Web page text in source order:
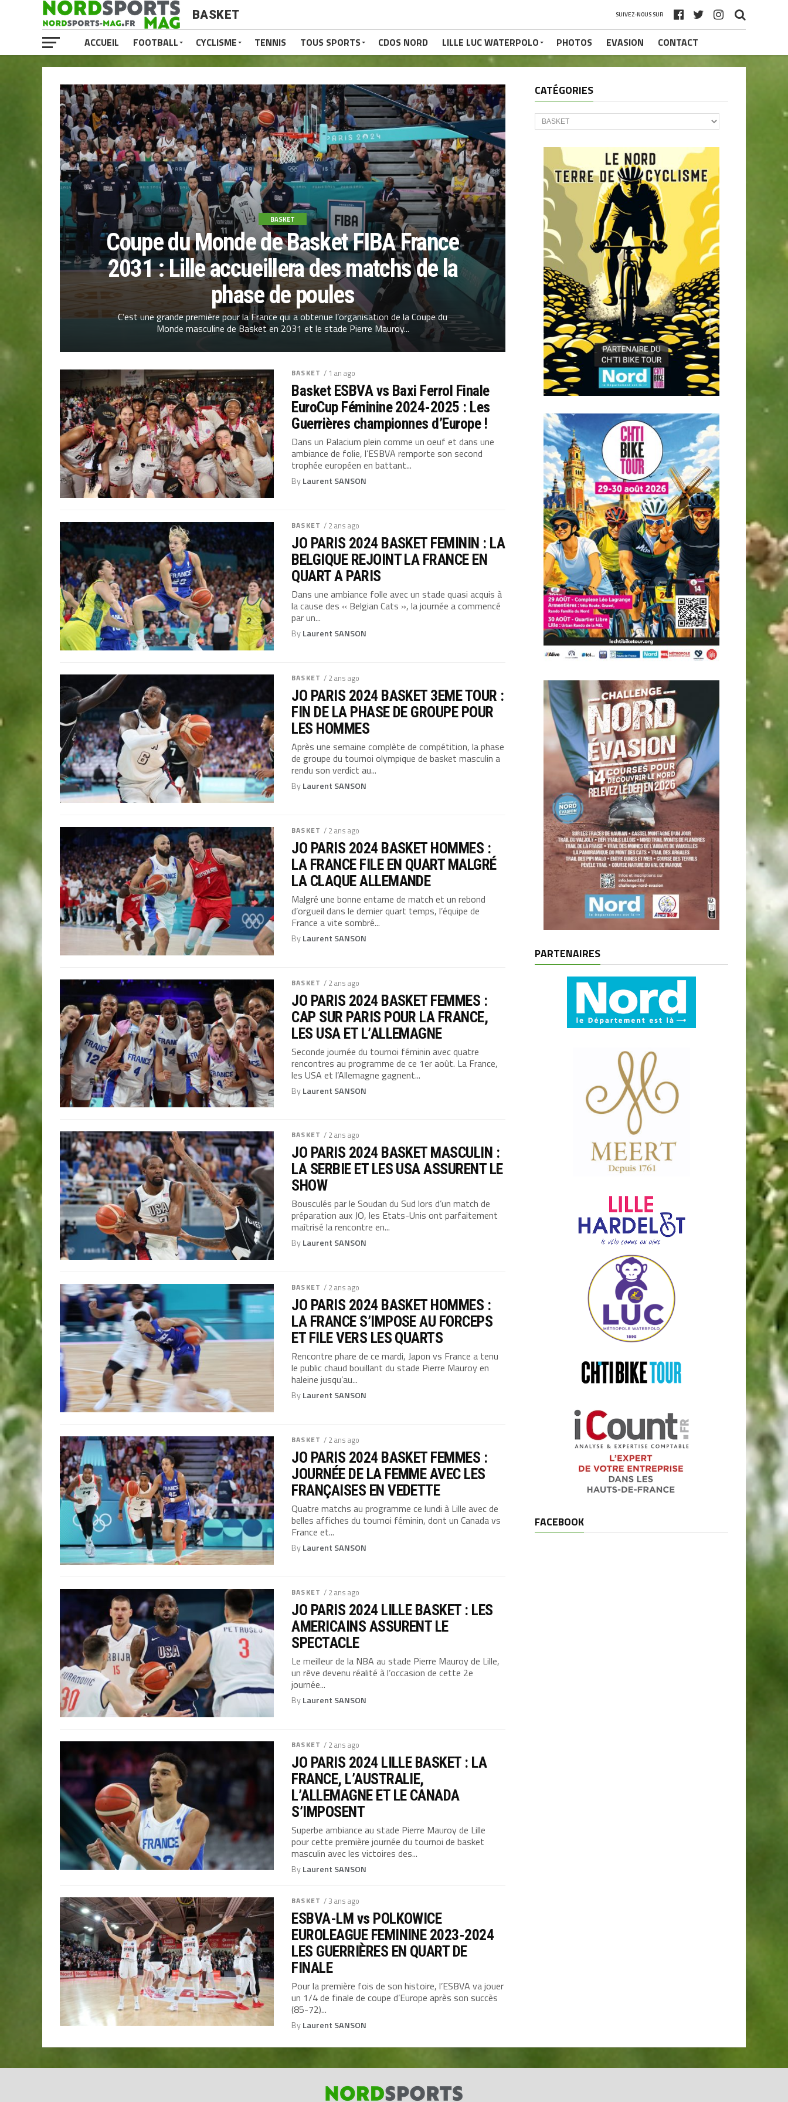
BASKET SUIVEZ-NOUS SUR
ACCUEIL FOOTBALL CYCLISME TENNIS TOUS SPORTS CDOS NORD LILLE LUC WATERPOLO PHOTOS EVASION CONTACT
BASKET
Coupe du Monde de Basket FIBA France
2031 : Lille accueillera des matchs de la
phase de poules
C’est une grande première pour la France qui a obtenue l’organisation de la Coupe du
Monde masculine de Basket en 2031 et le stade Pierre Mauroy...
BASKET / 1 an ago
Basket ESBVA vs Baxi Ferrol Finale
EuroCup Féminine 2024-2025 : Les
Guerrières championnes d’Europe !
Dans un Palacium plein comme un oeuf et dans une
ambiance de folie, l’ESBVA remporte son second
trophée européen en battant...
ByLaurent SANSON
BASKET / 2 ans ago
JO PARIS 2024 BASKET FEMININ : LA
BELGIQUE REJOINT LA FRANCE EN
QUART A PARIS
Dans une ambiance folle avec un stade quasi acquis à
la cause des « Belgian Cats », la journée a commencé
par un...
ByLaurent SANSON
BASKET / 2 ans ago
JO PARIS 2024 BASKET 3EME TOUR :
FIN DE LA PHASE DE GROUPE POUR
LES HOMMES
Après une semaine complète de compétition, la phase
de groupe du tournoi olympique de basket masculin a
rendu son verdict au...
ByLaurent SANSON
BASKET / 2 ans ago
JO PARIS 2024 BASKET HOMMES :
LA FRANCE FILE EN QUART MALGRÉ
LA CLAQUE ALLEMANDE
Malgré une bonne entame de match et un rebond
d’orgueil dans le dernier quart temps, l’équipe de
France a vite sombré...
ByLaurent SANSON
BASKET / 2 ans ago
JO PARIS 2024 BASKET FEMMES :
CAP SUR PARIS POUR LA FRANCE,
LES USA ET L’ALLEMAGNE
Seconde journée du tournoi féminin avec quatre
rencontres au programme de ce 1er août. La France,
les USA et l’Allemagne gagnent...
ByLaurent SANSON
BASKET / 2 ans ago
JO PARIS 2024 BASKET MASCULIN :
LA SERBIE ET LES USA ASSURENT LE
SHOW
Bousculés par le Soudan du Sud lors d’un match de
préparation aux JO, les Etats-Unis ont parfaitement
maîtrisé la rencontre en...
ByLaurent SANSON
BASKET / 2 ans ago
JO PARIS 2024 BASKET HOMMES :
LA FRANCE S’IMPOSE AU FORCEPS
ET FILE VERS LES QUARTS
Rencontre phare de ce mardi, Japon vs France a tenu
le public chaud bouillant du stade Pierre Mauroy en
haleine jusqu’au...
ByLaurent SANSON
BASKET / 2 ans ago
JO PARIS 2024 BASKET FEMMES :
JOURNÉE DE LA FEMME AVEC LES
FRANÇAISES EN VEDETTE
Quatre matchs au programme ce lundi à Lille avec de
belles affiches du tournoi féminin, dont un Canada vs
France et...
ByLaurent SANSON
BASKET / 2 ans ago
JO PARIS 2024 LILLE BASKET : LES
AMERICAINS ASSURENT LE
SPECTACLE
Le meilleur de la NBA au stade Pierre Mauroy de Lille,
un rêve devenu réalité à l’occasion de cette 2e
journée...
ByLaurent SANSON
BASKET / 2 ans ago
JO PARIS 2024 LILLE BASKET : LA
FRANCE, L’AUSTRALIE,
L’ALLEMAGNE ET LE CANADA
S’IMPOSENT
Superbe ambiance au stade Pierre Mauroy de Lille
pour cette première journée du tournoi de basket
masculin avec les victoires des...
ByLaurent SANSON
BASKET / 3 ans ago
ESBVA-LM vs POLKOWICE
EUROLEAGUE FEMININE 2023-2024
LES GUERRIÈRES EN QUART DE
FINALE
Pour la première fois de son histoire, l’ESBVA va jouer
un 1/4 de finale de coupe d’Europe après son succès
(85-72)...
ByLaurent SANSON
CATÉGORIES
CATÉGORIES
PARTENAIRES
FACEBOOK